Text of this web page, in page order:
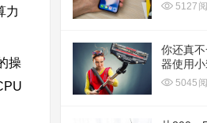
力
操
5127
你还真
器使用
5045